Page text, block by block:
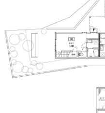
で、それぞれの区画が
個性を効かせていると
敷地は山のすぐそば。
まし、夜は虫たちのセ
につく、なんて自然を
さらに、遠くまで見通
ングルートに続く山道